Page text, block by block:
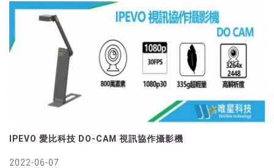
IPEVO 愛比科技 DO-CAM 視訊協作攝影機
2022-06-07